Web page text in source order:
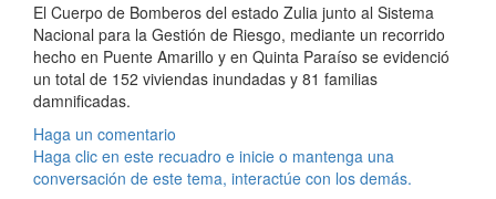
El Cuerpo de Bomberos del estado Zulia junto al Sistema
Nacional para la Gestión de Riesgo, mediante un recorrido
hecho en Puente Amarillo y en Quinta Paraíso se evidenció
un total de 152 viviendas inundadas y 81 familias
damnificadas.
Haga un comentario
Haga clic en este recuadro e inicie o mantenga una
conversación de este tema, interactúe con los demás.